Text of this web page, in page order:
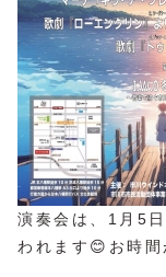
演奏会は、1月5
われます😊お時